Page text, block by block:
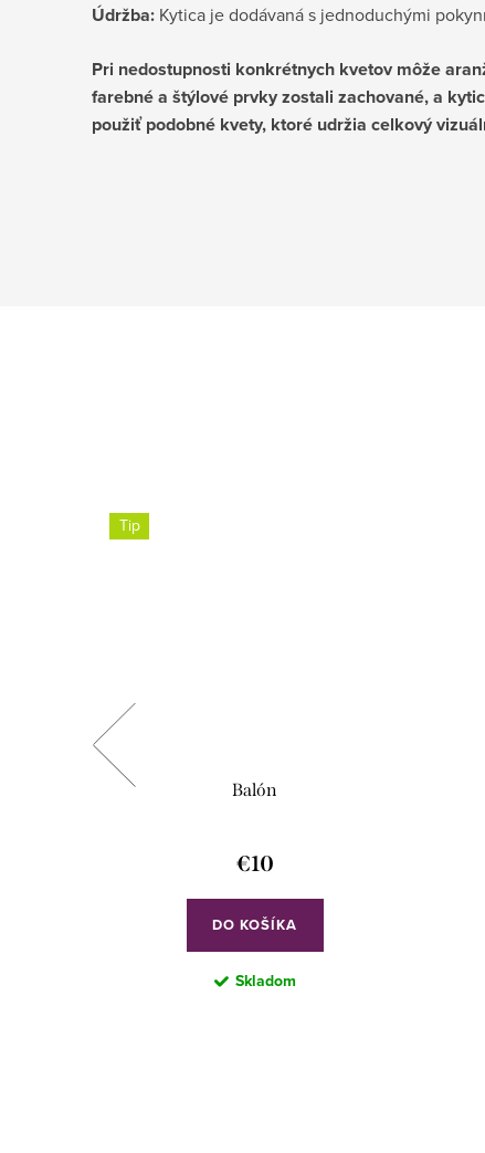
Údržba: Kytica je dodávaná s jednoduchými
Pri nedostupnosti konkrétnych kvetov môže
farebné a štýlové prvky zostali zachované, a
použiť podobné kvety, ktoré udržia celkový
Tip
Balón
€10
DO KOŠÍKA
Skladom